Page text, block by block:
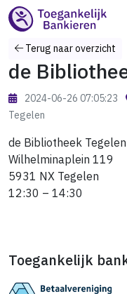
Terug naar overzicht
de
2024-06-26 07:05:23
Tegelen
de Bibliotheek Tegelen
Wilhelminaplein 119
5931 NX Tegelen
12:30 – 14:30
Toegankelijk